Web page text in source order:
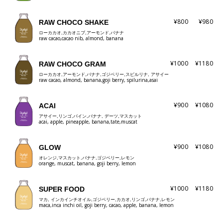
RAW CHOCO SHAKE ¥800 ¥980
ローカカオ,カカオニブ,アーモンド,バナナ
raw cacao,cacao nib, almond, banana
RAW CHOCO GRAM ¥1000 ¥1180
ローカカオ,アーモンド,バナナ,ゴジベリー,スピルリナ, アサイー
raw cacao, almond, banana,goji berry, spilurina,asai
ACAI ¥900 ¥1080
アサイー,リンゴ,パイン,バナナ, デーツ,マスカット
acai, apple, pineapple, banana,tate,muscat
GLOW ¥900 ¥1080
オレンジ,マスカット,バナナ,ゴジベリー,レモン
orange, muscat, banana, goji berry, lemon
SUPER FOOD ¥1000 ¥1180
マカ, インカインチオイル,ゴジベリー,カカオ,リンゴ,バナナ,レモン
maca,inca inchi oil, goji berry, cacao, apple, banana, lemon